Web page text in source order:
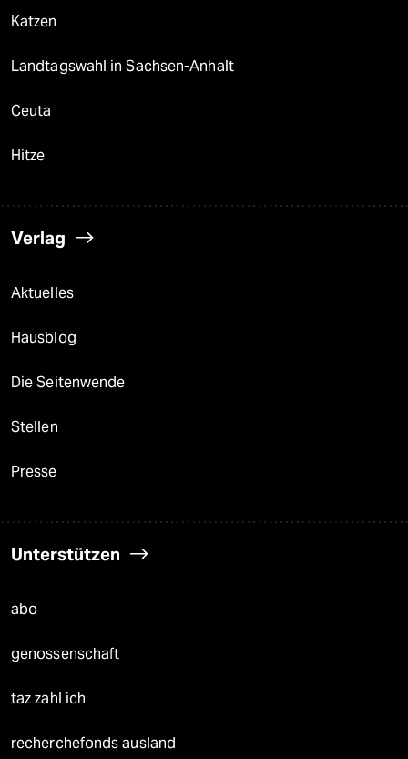
Katzen
Landtagswahl in Sachsen-Anhalt
Ceuta
Hitze
Verlag
Aktuelles
Hausblog
Die Seitenwende
Stellen
Presse
Unterstützen
abo
genossenschaft
taz zahl ich
recherchefonds ausland